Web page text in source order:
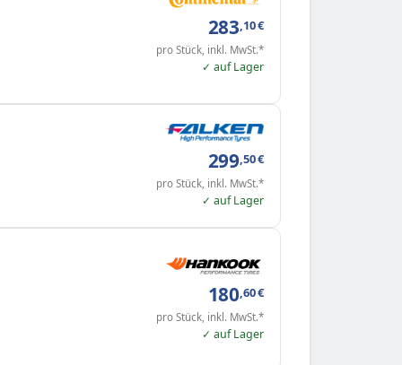
283,10€
pro Stück, inkl. MwSt.*
✓ auf Lager
299,50€
pro Stück, inkl. MwSt.*
✓ auf Lager
180,60€
pro Stück, inkl. MwSt.*
✓ auf Lager